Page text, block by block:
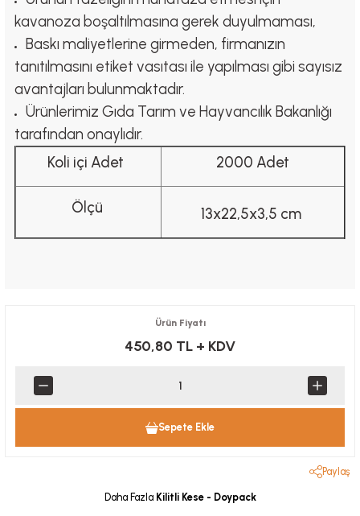
kavanoza boşaltılmasına gerek duyulmaması,
Baskı maliyetlerine girmeden, firmanızın
tanıtılmasını etiket vasıtası ile yapılması gibi sayısız
avantajları bulunmaktadır.
Ürünlerimiz Gıda Tarım ve Hayvancılık Bakanlığı
tarafından onaylıdır.
Koli içi Adet
2000 Adet
Ölçü 13x22,5x3,5 cm
Ürün Fiyatı
450,80 TL + KDV
Sepete Ekle
Paylaş
Daha Fazla Kilitli Kese - Doypack